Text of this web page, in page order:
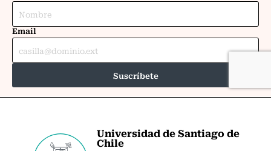
Universidad de Santiago de
Chile